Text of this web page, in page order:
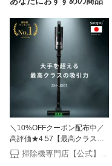
＼10%OFFクーポン配布中／
高評価★4.57【最高クラスの
吸引力】SHOJIKI®正規品【強
力吸引x1.8kgの軽量性x自走
掃除機専門店【公式】SHOJIKI